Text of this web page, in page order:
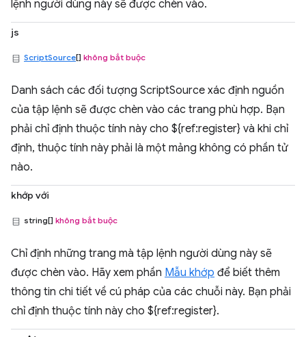
lệnh người dùng này sẽ được chèn vào.
js
ScriptSource[] không bắt buộc
Danh sách các đối tượng ScriptSource xác định nguồn
của tập lệnh sẽ được chèn vào các trang phù hợp. Bạn
phải chỉ định thuộc tính này cho ${ref:register} và khi chỉ
định, thuộc tính này phải là một mảng không có phần tử
nào.
khớp với
string[] không bắt buộc
Chỉ định những trang mà tập lệnh người dùng này sẽ
được chèn vào. Hãy xem phần Mẫu khớp để biết thêm
thông tin chi tiết về cú pháp của các chuỗi này. Bạn phải
chỉ định thuộc tính này cho ${ref:register}.